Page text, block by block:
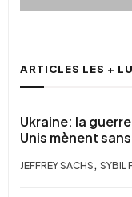
ARTICLES LES +
Ukraine: la
Unis mènent
JEFFREY SACHS , SYBIL